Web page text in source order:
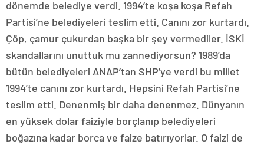
dönemde belediye verdi. 1994’te koşa koşa Refah
Partisi’ne belediyeleri teslim etti. Canını zor kurtardı.
Çöp, çamur çukurdan başka bir şey vermediler. İSKİ
skandallarını unuttuk mu zannediyorsun? 1989’da
bütün belediyeleri ANAP’tan SHP’ye verdi bu millet
1994’te canını zor kurtardı. Hepsini Refah Partisi’ne
teslim etti. Denenmiş bir daha denenmez. Dünyanın
en yüksek dolar faiziyle borçlanıp belediyeleri
boğazına kadar borca ve faize batırıyorlar. O faizi de